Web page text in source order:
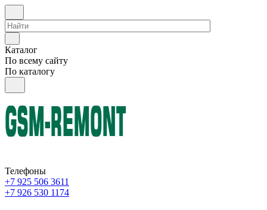
Каталог
По всему сайту
По каталогу
Телефоны
+7 925 506 3611
+7 926 530 1174